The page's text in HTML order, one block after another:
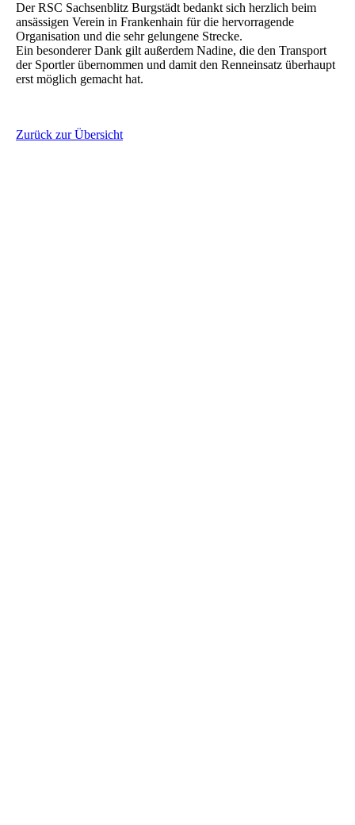
Der RSC Sachsenblitz Burgstädt bedankt sich herzlich beim
ansässigen Verein in Frankenhain für die hervorragende
Organisation und die sehr gelungene Strecke.
Ein besonderer Dank gilt außerdem Nadine, die den Transport
der Sportler übernommen und damit den Renneinsatz überhaupt
erst möglich gemacht hat.
Zurück zur Übersicht